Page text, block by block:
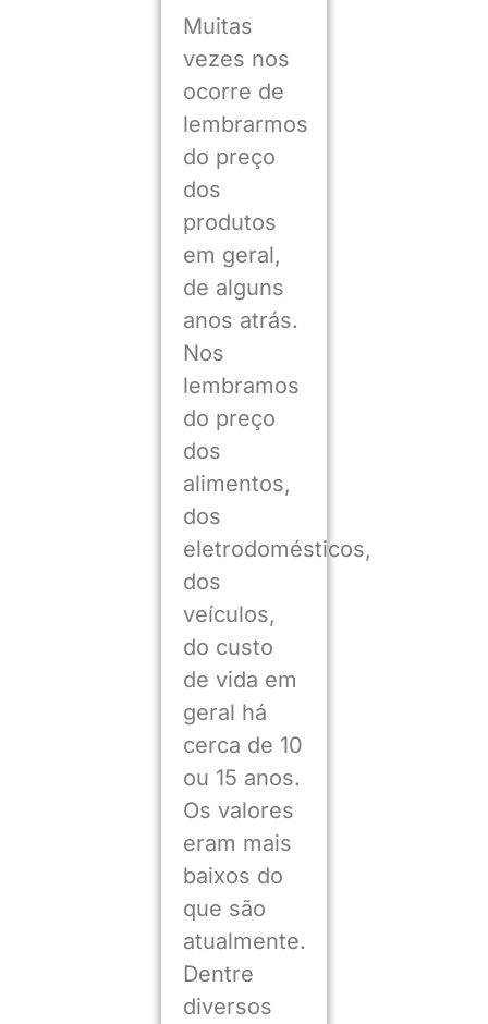
Muitas
vezes nos
ocorre de
lembrarmos
do preço
dos
produtos
em geral,
de alguns
anos atrás.
Nos
lembramos
do preço
dos
alimentos,
dos
eletrodomésticos,
dos
veículos,
do custo
de vida em
geral há
cerca de 10
ou 15 anos.
Os valores
eram mais
baixos do
que são
atualmente.
Dentre
diversos